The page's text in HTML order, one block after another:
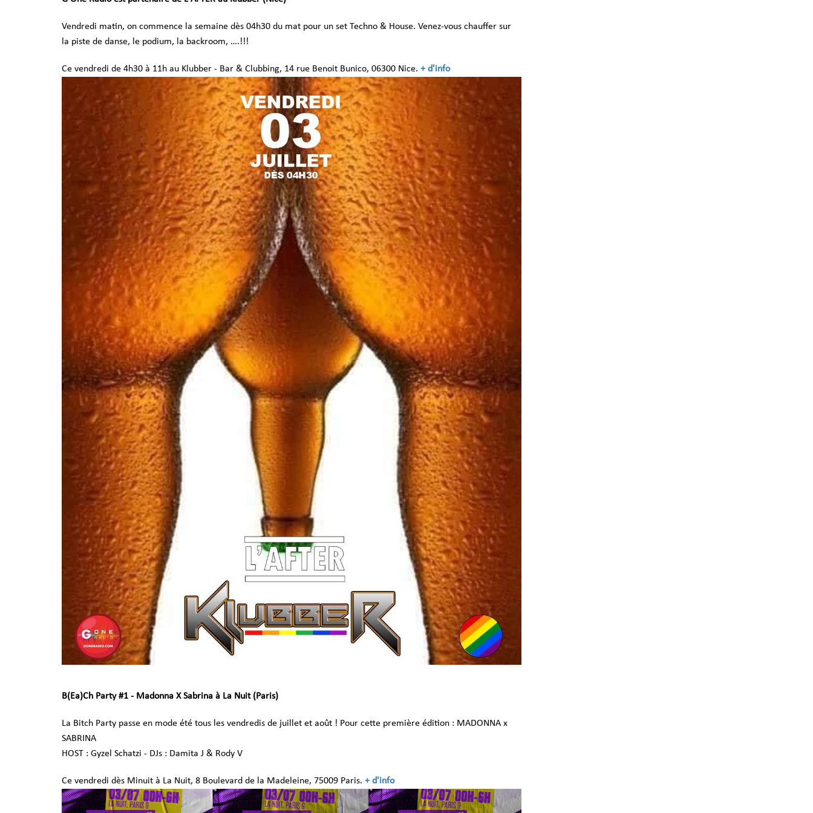
Vendredi matin, on commence la semaine dès 04h30 du mat pour un set Techno & House. Venez-vous chauffer sur
la piste de danse, le podium, la backroom, ….!!!
Ce vendredi de 4h30 à 11h au Klubber - Bar & Clubbing, 14 rue Benoit Bunico, 06300 Nice. + d'info
B(Ea)Ch Party #1 - Madonna X Sabrina à La Nuit (Paris)
La Bitch Party passe en mode été tous les vendredis de juillet et août ! Pour cette première édition : MADONNA x
SABRINA
HOST : Gyzel Schatzi - DJs : Damita J & Rody V
Ce vendredi dès Minuit à La Nuit, 8 Boulevard de la Madeleine, 75009 Paris. + d'info